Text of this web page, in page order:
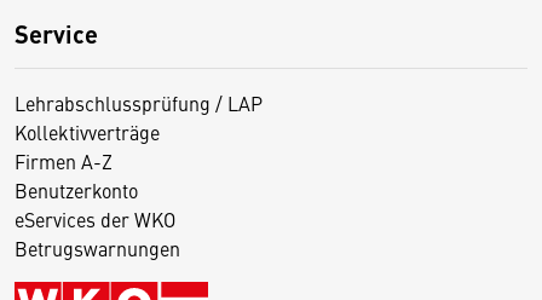
Service
Lehrabschlussprüfung / LAP
Kollektivverträge
Firmen A-Z
Benutzerkonto
eServices der WKO
Betrugswarnungen